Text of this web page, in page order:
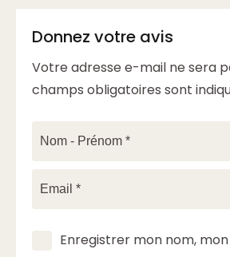
Donnez votre avis
Votre adresse e-mail ne sera
champs obligatoires sont
Enregistrer mon nom,